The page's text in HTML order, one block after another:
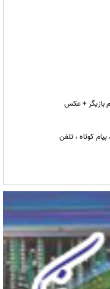
بازیگر + عکس
کوتاه ، تلفن